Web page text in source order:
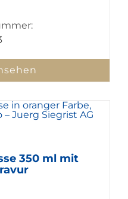
350 ml mit